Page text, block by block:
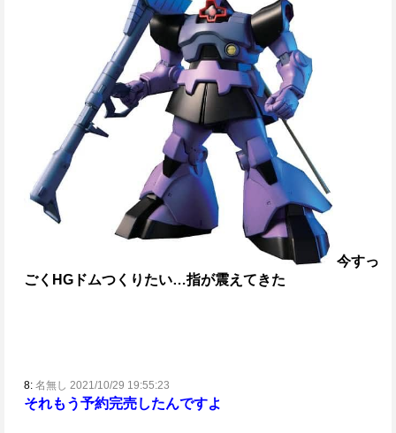
今すっ
ごくHGドムつくりたい…指が震えてきた
8: 名無し 2021/10/29 19:55:23
それもう予約完売したんですよ